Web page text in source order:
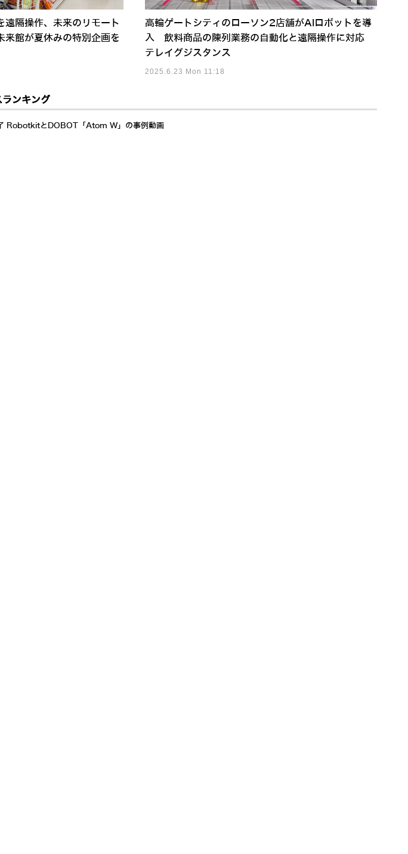
遠隔操作、未来のリモート
来館が夏休みの特別企画を
高輪ゲートシティのローソン2店舗がAIロボットを導
入 飲料商品の陳列業務の自動化と遠隔操作に対応
テレイグジスタンス
2025.6.23 Mon 11:18
ランキング
RobotkitとDOBOT「Atom W」の事例動画